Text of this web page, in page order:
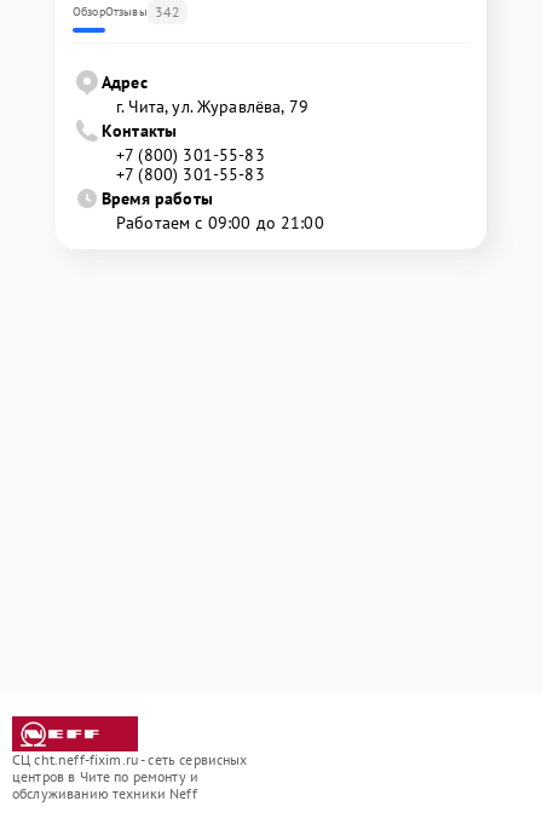
ОбзорОтзывы 342
Адрес
г. Чита, ул. Журавлёва, 79
Контакты
+7 (800) 301-55-83
+7 (800) 301-55-83
Время работы
Работаем с 09:00 до 21:00
СЦ cht.neff-fixim.ru - сеть сервисных
центров в Чите по ремонту и
обслуживанию техники Neff